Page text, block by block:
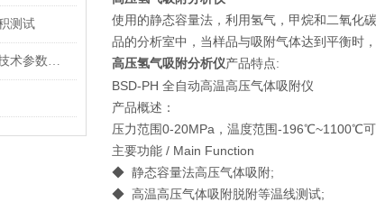
测试
动态色谱法比表面积测定仪技术参数及一览
使用的静态容量法，利用氢气，甲烷和二氧化
品的分析室中，当样品与吸附气体达到平衡时
高压氢气吸附分析仪产品特点:
BSD-PH 全自动高温高压气体吸附仪
产品概述：
压力范围0-20MPa，温度范围-196℃~1100℃可
主要功能 / Main Function
◆ 静态容量法高压气体吸附;
◆ 高温高压气体吸附脱附等温线测试;